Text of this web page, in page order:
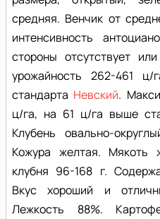
средняя. Венчик от
интенсивность
стороны отсутствует
урожайность 262-461
стандарта Невский.
ц/га, на 61 ц/га выше
Клубень овально-
Кожура желтая. Мякоть
клубня 96-168 г.
Вкус хороший и
Лежкость 88%.